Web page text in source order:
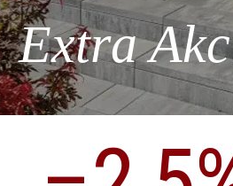
Szín:
Terméktípus:
Rendeltetés:
Extra